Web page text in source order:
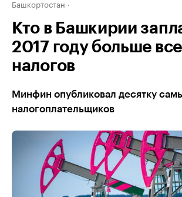
Башкортостан
Кто в Башкирии
2017 году больше
налогов
Минфин опубликовал десятку
налогоплательщиков